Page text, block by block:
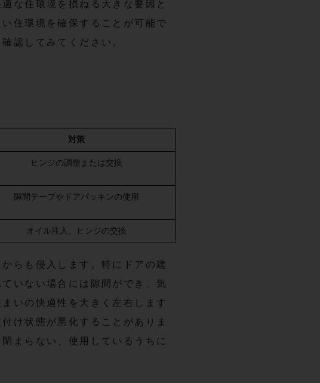
な住環境を損ねる大きな要因と
住環境を確保することが可能で
認してみてください。
対策
ヒンジの調整または交換
隙間テープやドアパッキンの使用
オイル注入、ヒンジの交換
らも侵入します。特にドアの建
いない場合には隙間ができ、気
いの快適性を大きく左右します
け状態が悪化することがありま
まらない、使用しているうちに